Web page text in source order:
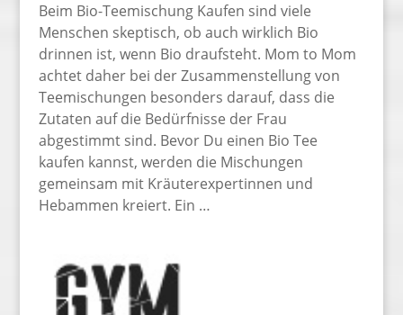
Beim Bio-Teemischung Kaufen sind viele
Menschen skeptisch, ob auch wirklich Bio
drinnen ist, wenn Bio draufsteht. Mom to Mom
achtet daher bei der Zusammenstellung von
Teemischungen besonders darauf, dass die
Zutaten auf die Bedürfnisse der Frau
abgestimmt sind. Bevor Du einen Bio Tee
kaufen kannst, werden die Mischungen
gemeinsam mit Kräuterexpertinnen und
Hebammen kreiert. Ein …